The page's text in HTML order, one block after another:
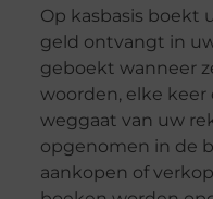
Op kasbasis boekt
geld ontvangt in
geboekt wanneer
woorden, elke
weggaat van uw
opgenomen in de
aankopen of